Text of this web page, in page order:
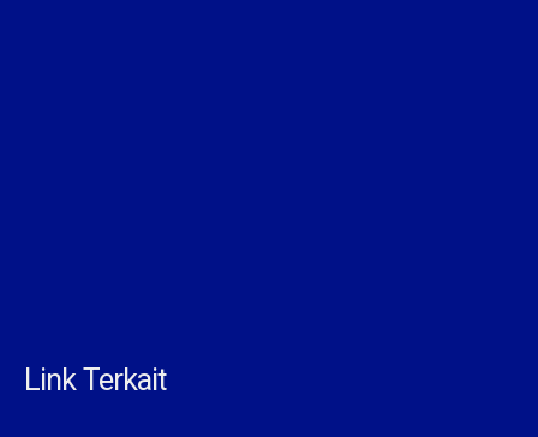
Link Terkait